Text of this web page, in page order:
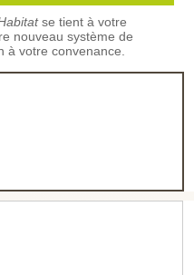
se tient à votre
nouveau système de
à votre convenance.